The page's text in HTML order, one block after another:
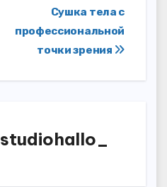
Сушка тела с
профессиональной
точки зрения
studiohallo_